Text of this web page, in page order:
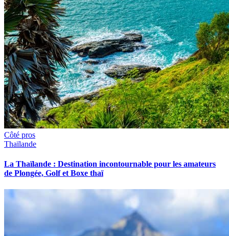
Côté pros
Thaïlande
La Thaïlande : Destination incontournable pour les amateurs
de Plongée, Golf et Boxe thaï